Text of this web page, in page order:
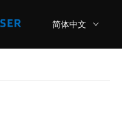
简体中文